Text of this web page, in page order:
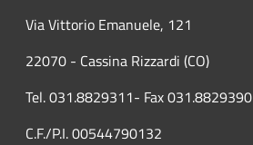
Via Vittorio Emanuele, 121
22070 - Cassina Rizzardi (CO)
Tel. 031.8829311- Fax 031.8829390
C.F./P.I. 00544790132